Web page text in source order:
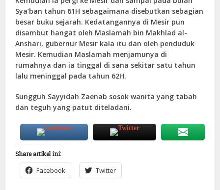
Sya’ban tahun 61H sebagaimana disebutkan sebagian
besar buku sejarah. Kedatangannya di Mesir pun
disambut hangat oleh Maslamah bin Makhlad al-
Anshari, gubernur Mesir kala itu dan oleh penduduk
Mesir. Kemudian Maslamah menjamunya di
rumahnya dan ia tinggal di sana sekitar satu tahun
lalu meninggal pada tahun 62H.
Sungguh Sayyidah Zaenab sosok wanita yang tabah
dan teguh yang patut diteladani.
Share artikel ini:
Facebook Twitter